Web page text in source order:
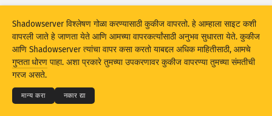
अपडेट करा रिसेट
PNG म्हणून डाउनलोड करा
© 2026THE SHADOWSERVER FOUNDATION
गुप्तता आणि अटी
आम्हाला संपर्क करा श्रेय
Shadowserver विश्लेषण गोळा करण्यासाठी कुकीज वापरतो. हे आम्हाला साइट कशी
वापरली जाते हे जाणता येते आणि आमच्या वापरकर्त्यांसाठी अनुभव सुधारता येते. कुकीज
आणि Shadowserver त्यांचा वापर कसा करतो याबद्दल अधिक माहितीसाठी, आमचे
गुप्तता धोरण पाहा. अशा प्रकारे तुमच्या उपकरणावर कुकीज वापरण्या तुमच्या संमतीची
गरज असते.
मान्य करा नकार द्या